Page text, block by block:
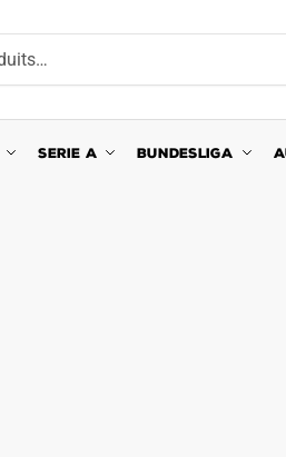
SERIE A BUNDESLIGA